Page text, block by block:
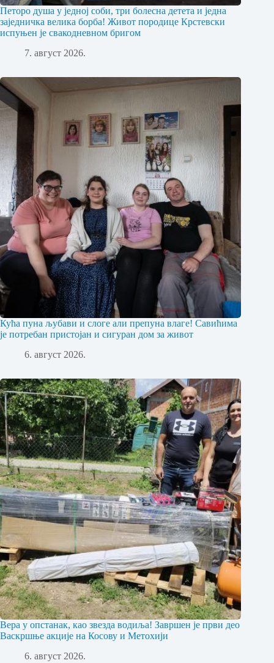
Петоро душа у једној соби, три болесна детета и једна
заједничка велика борба! Живот породице Крстевски
испуњен је свакодневном бригом
7. август 2026.
Кућа пуна љубави и слоге али препуна влаге! Савићима
је потребан пристојан и сигуран дом за живот
6. август 2026.
Вера у опстанак, као звезда водиља! Завршен је први део
Васкршње акције на Косову и Метохији
6. август 2026.